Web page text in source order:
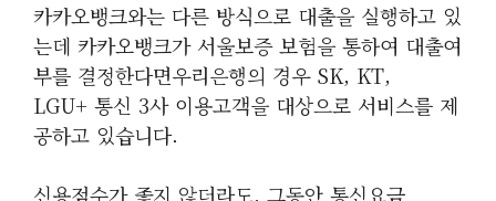
카카오뱅크와는 다른 방식으로 대출을 실행하고 있
는데 카카오뱅크가 서울보증 보험을 통하여 대출여
부를 결정한다면우리은행의 경우 SK, KT,
LGU+ 통신 3사 이용고객을 대상으로 서비스를 제
공하고 있습니다.
신용점수가 좋지 않더라도, 그동안 통신요금